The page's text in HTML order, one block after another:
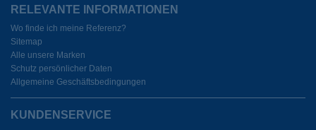
RELEVANTE INFORMATIONEN
Wo finde ich meine Referenz?
Sitemap
Alle unsere Marken
Schutz persönlicher Daten
Allgemeine Geschäftsbedingungen
KUNDENSERVICE